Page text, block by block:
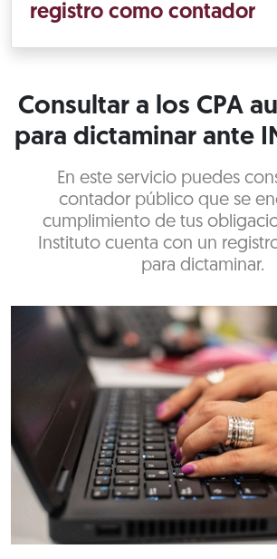
registro como contador
Consultar a los CPA
para dictaminar ante
En este servicio puedes
contador público que se
cumplimiento de tus
Instituto cuenta con un
para dictaminar.